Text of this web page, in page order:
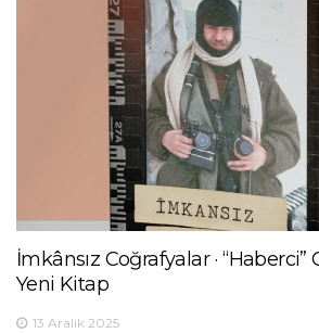
İmkânsız Coğrafyalar · “Haberci”
Yeni Kitap
13 Aralık 2025